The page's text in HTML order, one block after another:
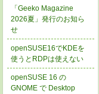
「Geeko Magazine
2026夏」発行のお知ら
せ
openSUSE16でKDEを
使うとRDPは使えない
openSUSE 16 の
GNOME で Desktop